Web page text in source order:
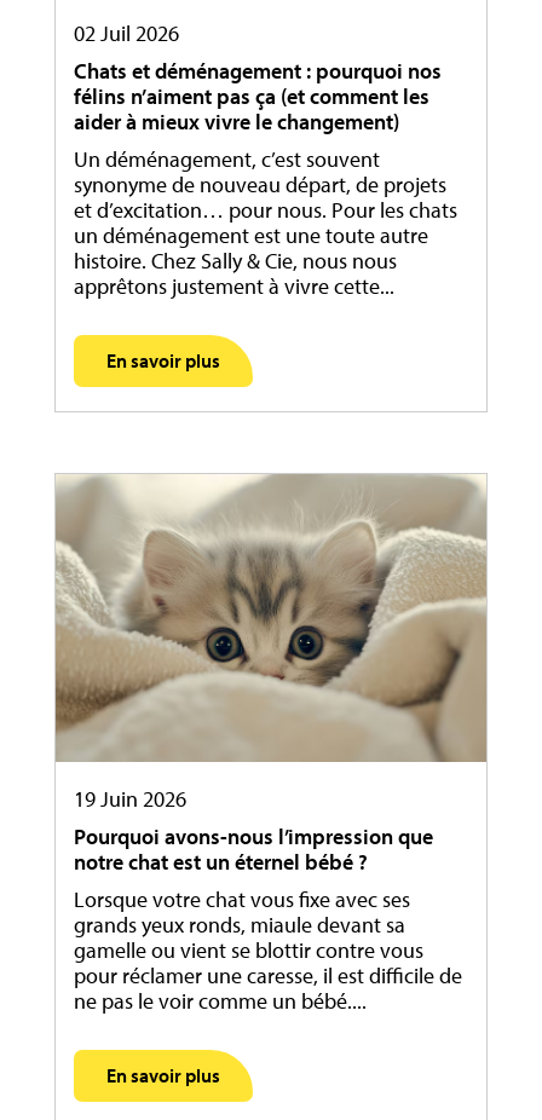
02 Juil 2026
Chats et déménagement : pourquoi nos
félins n’aiment pas ça (et comment les
aider à mieux vivre le changement)
Un déménagement, c’est souvent
synonyme de nouveau départ, de projets
et d’excitation… pour nous. Pour les chats
un déménagement est une toute autre
histoire. Chez Sally & Cie, nous nous
apprêtons justement à vivre cette...
En savoir plus
19 Juin 2026
Pourquoi avons-nous l’impression que
notre chat est un éternel bébé ?
Lorsque votre chat vous fixe avec ses
grands yeux ronds, miaule devant sa
gamelle ou vient se blottir contre vous
pour réclamer une caresse, il est difficile de
ne pas le voir comme un bébé....
En savoir plus